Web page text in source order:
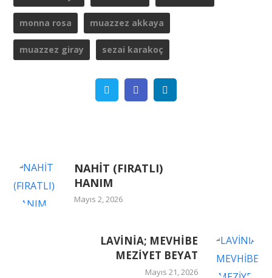
monna rosa muazzez akkaya
muazzez giray sezai karakoç
Twitter Facebook
NAHİT (FIRATLI)
HANIM
Mayıs 2, 2026
LAVİNİA; MEVHİBE
MEZİYET BEYAT
Mayıs 21, 2026